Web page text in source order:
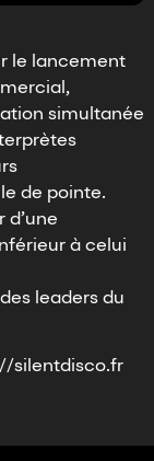
le lancement
simultanée
de pointe.
d’une
à celui
leaders du
silentdisco.fr